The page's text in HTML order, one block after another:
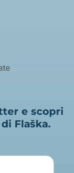
e scopri
Flaška.